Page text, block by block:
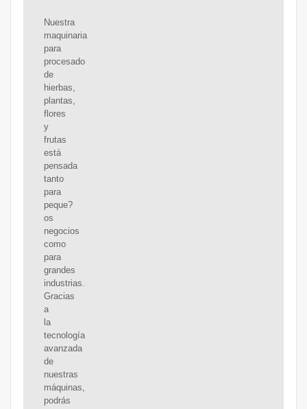
Nuestra
maquinaria
para
procesado
de
hierbas,
plantas,
flores
y
frutas
está
pensada
tanto
para
peque?
os
negocios
como
para
grandes
industrias.
Gracias
a
la
tecnología
avanzada
de
nuestras
máquinas,
podrás